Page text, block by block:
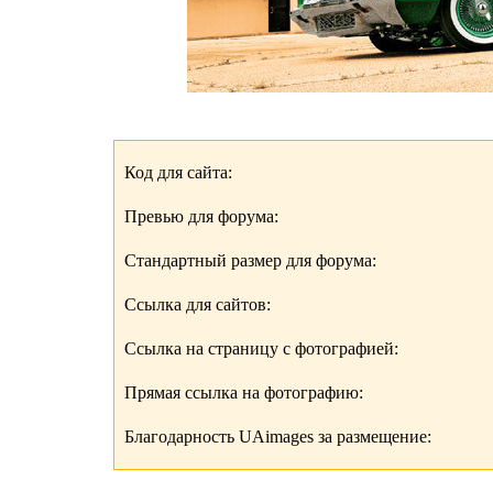
Код для сайта:
Превью для форума:
Стандартный размер для форума:
Ссылка для сайтов:
Ссылка на страницу с фотографией:
Прямая ссылка на фотографию:
Благодарность UAimages за размещение: